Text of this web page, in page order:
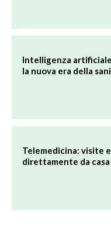
Intelligenza
la nuova era della
Telemedicina: visite
direttamente da casa